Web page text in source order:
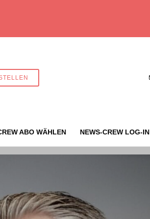
ABO WÄHLEN NEWS-CREW LOG-IN